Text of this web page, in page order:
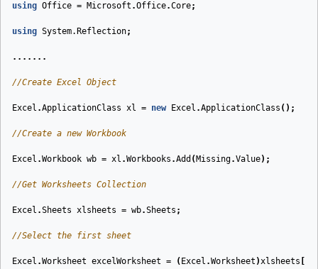
using Office = Microsoft .Office.Core;
using System.Reflection;
.......
//Create Excel Object
Excel .ApplicationClass xl = new Excel .ApplicationClass ();
//Create a new Workbook
Excel .Workbook wb = xl .Workbooks .Add ( Missing.Value);
//Get Worksheets Collection
Excel .Sheets xlsheets = wb.Sheets ;
//Select the first sheet
Excel .Worksheet excelWorksheet = ( Excel .Worksheet )xlsheets